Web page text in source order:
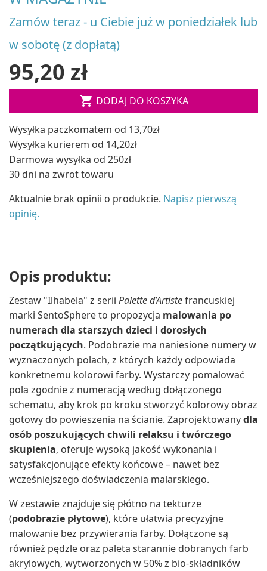
Zamów teraz - u Ciebie już w poniedziałek lub
w sobotę (z dopłatą)
95,20 zł
 DODAJ DO KOSZYKA
Wysyłka paczkomatem od 13,70zł
Wysyłka kurierem od 14,20zł
Darmowa wysyłka od 250zł
30 dni na zwrot towaru
Aktualnie brak opinii o produkcie. Napisz pierwszą
opinię.
Opis produktu:
Zestaw "Ilhabela" z serii Palette d’Artistefrancuskiej
marki SentoSphere to propozycja malowania po
numerach dla starszych dzieci i dorosłych
początkujących. Podobrazie ma naniesione numery w
wyznaczonych polach, z których każdy odpowiada
konkretnemu kolorowi farby. Wystarczy pomalować
pola zgodnie z numeracją według dołączonego
schematu, aby krok po kroku stworzyć kolorowy obraz
gotowy do powieszenia na ścianie. Zaprojektowanydla
osób poszukujących chwili relaksu i twórczego
skupienia, oferuje wysoką jakość wykonania i
satysfakcjonujące efekty końcowe – nawet bez
wcześniejszego doświadczenia malarskiego.
W zestawie znajduje się płótno na tekturze
(podobrazie płytowe), które ułatwia precyzyjne
malowanie bez przywierania farby. Dołączone są
również pędzle oraz paleta starannie dobranych farb
akrylowych, wytworzonych w 50% z bio-składników